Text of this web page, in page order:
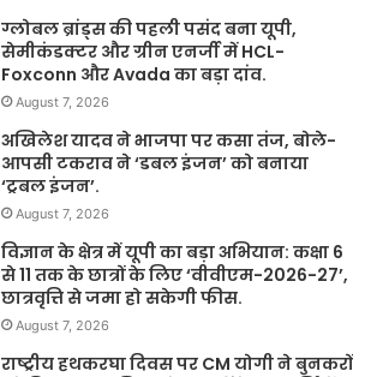
ग्लोबल ब्रांड्स की पहली पसंद बना यूपी,
सेमीकंडक्टर और ग्रीन एनर्जी में HCL-
Foxconn और Avada का बड़ा दांव.
August 7, 2026
अखिलेश यादव ने भाजपा पर कसा तंज, बोले-
आपसी टकराव ने ‘डबल इंजन’ को बनाया
‘ट्रबल इंजन’.
August 7, 2026
विज्ञान के क्षेत्र में यूपी का बड़ा अभियान: कक्षा 6
से 11 तक के छात्रों के लिए ‘वीवीएम-2026-27’,
छात्रवृत्ति से जमा हो सकेगी फीस.
August 7, 2026
राष्ट्रीय हथकरघा दिवस पर CM योगी ने बुनकरों